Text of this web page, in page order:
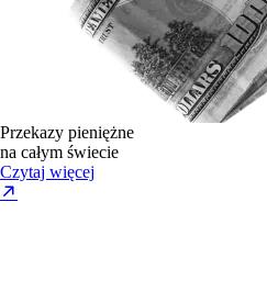
Przekazy pieniężne
na całym świecie
Czytaj więcej